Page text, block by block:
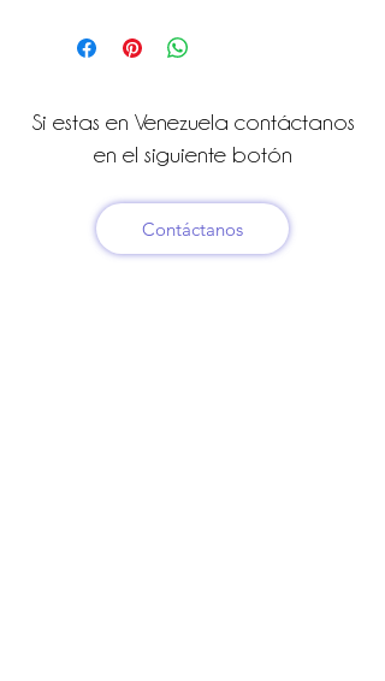
Si estas en Venezuela contáctanos
en el siguiente botón
Contáctanos